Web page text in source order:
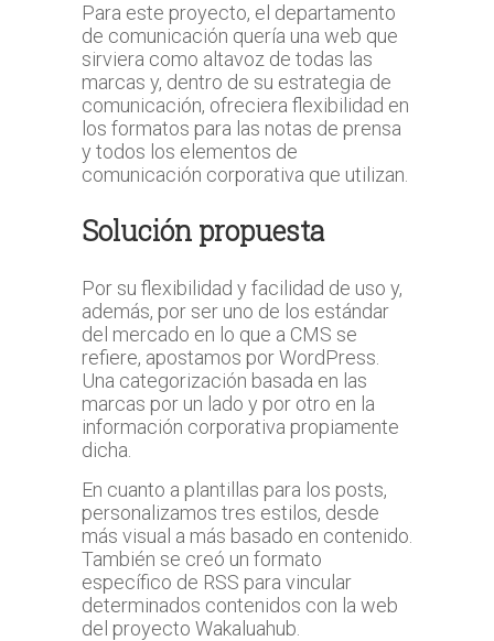
Para este proyecto, el departamento
de comunicación quería una web que
sirviera como altavoz de todas las
marcas y, dentro de su estrategia de
comunicación, ofreciera flexibilidad en
los formatos para las notas de prensa
y todos los elementos de
comunicación corporativa que utilizan.
Solución propuesta
Por su flexibilidad y facilidad de uso y,
además, por ser uno de los estándar
del mercado en lo que a CMS se
refiere, apostamos por WordPress.
Una categorización basada en las
marcas por un lado y por otro en la
información corporativa propiamente
dicha.
En cuanto a plantillas para los posts,
personalizamos tres estilos, desde
más visual a más basado en contenido.
También se creó un formato
específico de RSS para vincular
determinados contenidos con la web
del proyecto Wakaluahub.